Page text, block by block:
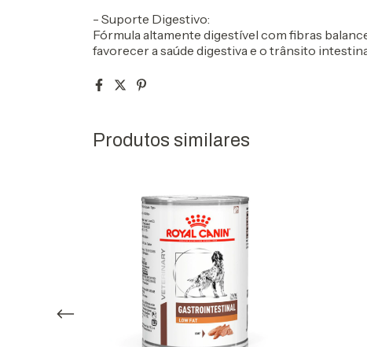
- Suporte Digestivo:
Fórmula altamente digestível com fibras
favorecer a saúde digestiva e o trânsito
Produtos similares